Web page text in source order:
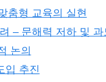
춤형 교육의 실현
– 문해력 저하 및
논의
입 추진